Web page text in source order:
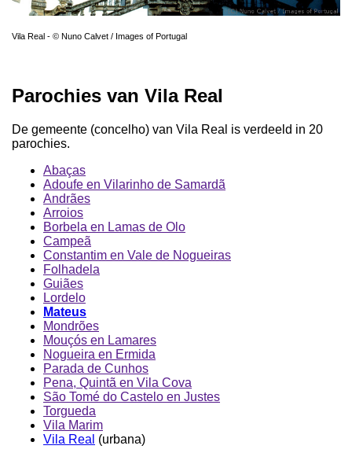
Vila Real - © Nuno Calvet / Images of Portugal
Parochies van Vila Real
De gemeente (concelho) van Vila Real is verdeeld in 20
parochies.
Abaças
Adoufe en Vilarinho de Samardã
Andrães
Arroios
Borbela en Lamas de Olo
Campeã
Constantim en Vale de Nogueiras
Folhadela
Guiães
Lordelo
Mateus
Mondrões
Mouçós en Lamares
Nogueira en Ermida
Parada de Cunhos
Pena, Quintã en Vila Cova
São Tomé do Castelo en Justes
Torgueda
Vila Marim
Vila Real (urbana)